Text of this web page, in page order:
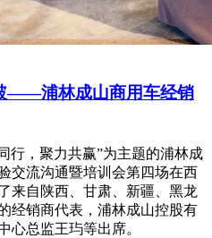
——浦林成山商用车经销
行，聚力共赢”为主题的浦林成
交流沟通暨培训会第四场在西
来自陕西、甘肃、新疆、黑龙
经销商代表，浦林成山控股有
心总监王玙等出席。